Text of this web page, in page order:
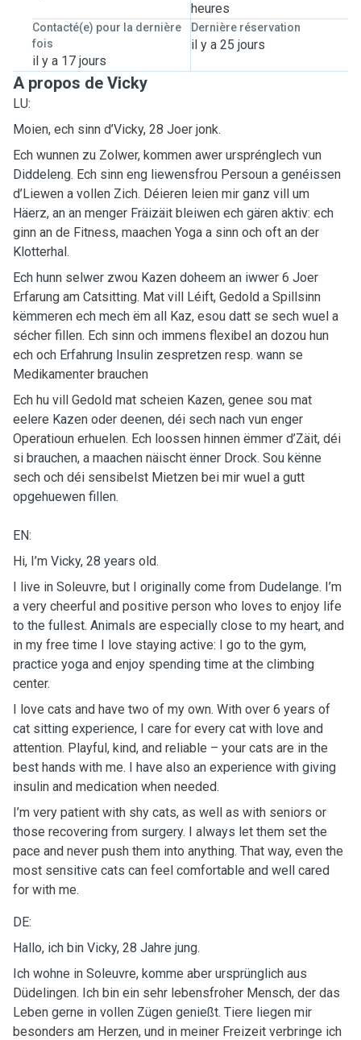
heures
Contacté(e) pour la dernière
fois
il y a 17 jours
Dernière réservation
il y a 25 jours
A propos de Vicky
LU:
Moien, ech sinn d’Vicky, 28 Joer jonk.
Ech wunnen zu Zolwer, kommen awer ursprénglech vun
Diddeleng. Ech sinn eng liewensfrou Persoun a genéissen
d’Liewen a vollen Zich. Déieren leien mir ganz vill um
Häerz, an an menger Fräizäit bleiwen ech gären aktiv: ech
ginn an de Fitness, maachen Yoga a sinn och oft an der
Klotterhal.
Ech hunn selwer zwou Kazen doheem an iwwer 6 Joer
Erfarung am Catsitting. Mat vill Léift, Gedold a Spillsinn
këmmeren ech mech ëm all Kaz, esou datt se sech wuel a
sécher fillen. Ech sinn och immens flexibel an dozou hun
ech och Erfahrung Insulin zespretzen resp. wann se
Medikamenter brauchen
Ech hu vill Gedold mat scheien Kazen, genee sou mat
eelere Kazen oder deenen, déi sech nach vun enger
Operatioun erhuelen. Ech loossen hinnen ëmmer d’Zäit, déi
si brauchen, a maachen näischt ënner Drock. Sou kënne
sech och déi sensibelst Mietzen bei mir wuel a gutt
opgehuewen fillen.
EN:
Hi, I’m Vicky, 28 years old.
I live in Soleuvre, but I originally come from Dudelange. I’m
a very cheerful and positive person who loves to enjoy life
to the fullest. Animals are especially close to my heart, and
in my free time I love staying active: I go to the gym,
practice yoga and enjoy spending time at the climbing
center.
I love cats and have two of my own. With over 6 years of
cat sitting experience, I care for every cat with love and
attention. Playful, kind, and reliable – your cats are in the
best hands with me. I have also an experience with giving
insulin and medication when needed.
I’m very patient with shy cats, as well as with seniors or
those recovering from surgery. I always let them set the
pace and never push them into anything. That way, even the
most sensitive cats can feel comfortable and well cared
for with me.
DE:
Hallo, ich bin Vicky, 28 Jahre jung.
Ich wohne in Soleuvre, komme aber ursprünglich aus
Düdelingen. Ich bin ein sehr lebensfroher Mensch, der das
Leben gerne in vollen Zügen genießt. Tiere liegen mir
besonders am Herzen, und in meiner Freizeit verbringe ich